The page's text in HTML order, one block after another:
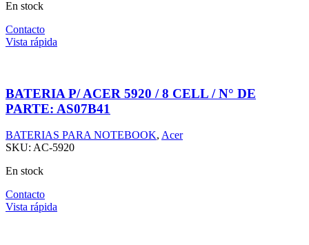
En stock
Contacto
Vista rápida
BATERIA P/ ACER 5920 / 8 CELL / N° DE
PARTE: AS07B41
BATERIAS PARA NOTEBOOK, Acer
SKU: AC-5920
En stock
Contacto
Vista rápida